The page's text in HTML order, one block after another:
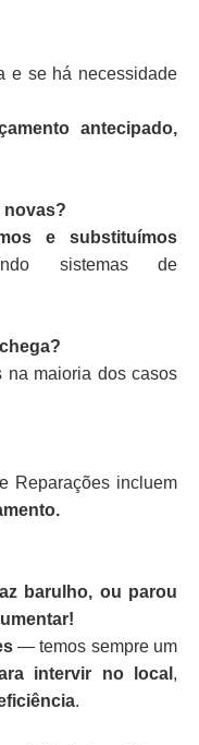
e se há necessidade
antecipado,
novas?
e substituímos
sistemas de
na maioria dos casos
Reparações incluem
barulho, ou parou
— temos sempre um
intervir no local ,
.